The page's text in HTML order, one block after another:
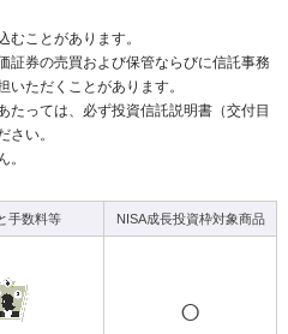
ことがあります。
証券の売買および保管ならびに信託事務
ただくことがあります。
っては、必ず投資信託説明書（交付目
い。
。
手数料等 NISA成長投資枠対象商品
○